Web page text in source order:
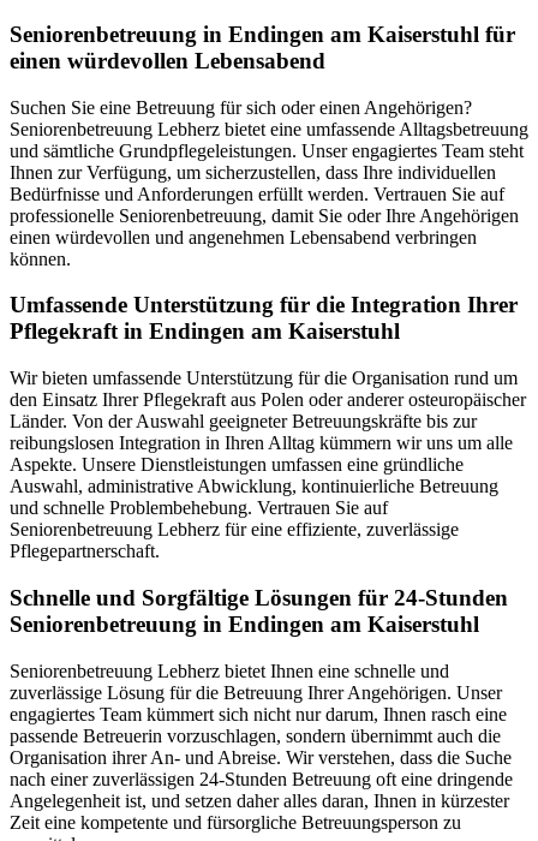
Senioren­betreuung in Endingen am Kaiserstuhl für
einen würdevollen Lebensabend
Suchen Sie eine Betreuung für sich oder einen Angehörigen?
Seniorenbetreuung Lebherz bietet eine umfassende Alltagsbetreuung
und sämtliche Grundpflegeleistungen. Unser engagiertes Team steht
Ihnen zur Verfügung, um sicherzustellen, dass Ihre individuellen
Bedürfnisse und Anforderungen erfüllt werden. Vertrauen Sie auf
professionelle Seniorenbetreuung, damit Sie oder Ihre Angehörigen
einen würdevollen und angenehmen Lebensabend verbringen
können.
Umfassende Unterstützung für die Integration Ihrer
Pflegekraft in Endingen am Kaiserstuhl
Wir bieten umfassende Unterstützung für die Organisation rund um
den Einsatz Ihrer Pflegekraft aus Polen oder anderer osteuropäischer
Länder. Von der Auswahl geeigneter Betreuungskräfte bis zur
reibungslosen Integration in Ihren Alltag kümmern wir uns um alle
Aspekte. Unsere Dienstleistungen umfassen eine gründliche
Auswahl, administrative Abwicklung, kontinuierliche Betreuung
und schnelle Problembehebung. Vertrauen Sie auf
Seniorenbetreuung Lebherz für eine effiziente, zuverlässige
Pflegepartnerschaft.
Schnelle und Sorgfältige Lösungen für 24-Stunden
Seniorenbetreuung in Endingen am Kaiserstuhl
Seniorenbetreuung Lebherz bietet Ihnen eine schnelle und
zuverlässige Lösung für die Betreuung Ihrer Angehörigen. Unser
engagiertes Team kümmert sich nicht nur darum, Ihnen rasch eine
passende Betreuerin vorzuschlagen, sondern übernimmt auch die
Organisation ihrer An- und Abreise. Wir verstehen, dass die Suche
nach einer zuverlässigen 24-Stunden Betreuung oft eine dringende
Angelegenheit ist, und setzen daher alles daran, Ihnen in kürzester
Zeit eine kompetente und fürsorgliche Betreuungsperson zu